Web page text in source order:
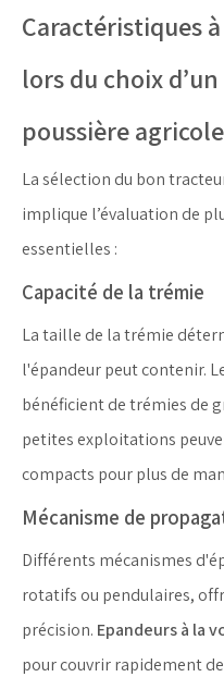
Caractéristiques
lors du choix
poussière agricole
La sélection du bon
implique l’évaluation de
essentielles :
Capacité de la trémie
La taille de la trémie
l'épandeur peut contenir.
bénéficient de trémies de
petites exploitations
compacts pour plus de
Mécanisme de
Différents mécanismes
rotatifs ou pendulaires,
précision. Epandeurs à la
pour couvrir rapidement